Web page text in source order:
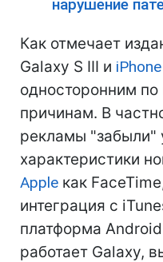
нарушение
Как отмечает
Galaxy S III и iPhone
односторонним
причинам. В
рекламы "забыли"
характеристики
Apple как
интеграция с
платформа
работает Galaxy,